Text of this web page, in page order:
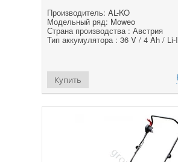
Производитель: AL-KO
Модельный ряд: Moweo
Страна производства : Австрия
Тип аккумулятора : 36 V / 4 Ah / Li-
Купить